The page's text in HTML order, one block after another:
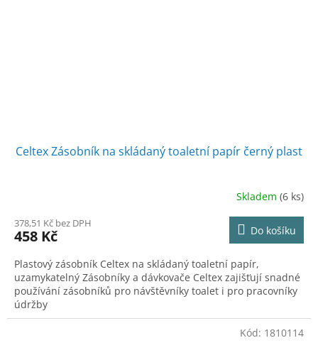
Celtex Zásobník na skládaný toaletní papír černý plast
Skladem (6 ks)
378,51 Kč bez DPH
458 Kč Do košíku
Plastový zásobník Celtex na skládaný toaletní papír,
uzamykatelný Zásobníky a dávkovače Celtex zajišťují snadné
používání zásobníků pro návštěvníky toalet i pro pracovníky
údržby
Kód: 1810114